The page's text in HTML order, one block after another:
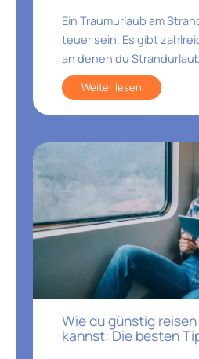
Ein Traumurlaub am
teuer sein. Es gibt
an denen du
Weiter lesen
Wie du günstig
kannst: Die besten